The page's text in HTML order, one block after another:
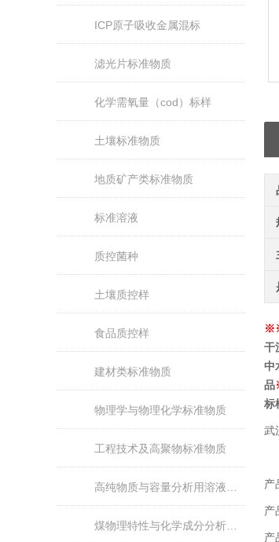
ICP原子吸收金属混标
滤光片标准物质
化学需氧量（cod）标样
土壤标准物质
地质矿产类标准物质
标准溶液
质控菌种
土壤质控样
食品质控样
建材类标准物质
物理学与物理化学标准物质
工程技术及高聚物标准物质
※
干
中
品
标
武
产
产
产